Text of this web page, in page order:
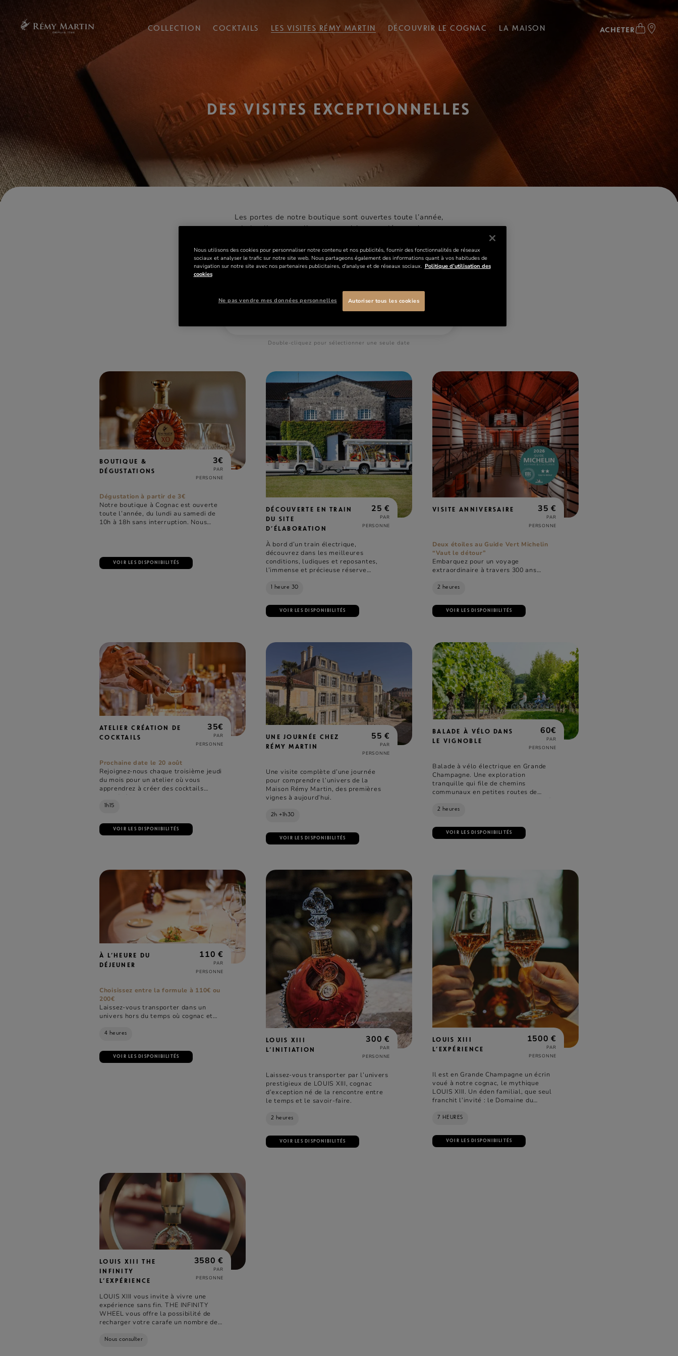
COLLECTION COCKTAILS LES VISITES RÉMY MARTIN DÉCOUVRIR LE COGNAC LA MAISON ACHETER
DES VISITES EXCEPTIONNELLES
Les portes de notre boutique sont ouvertes toute l’année,
du lundi au samedi, pour une visite, une dégustation ou
VISITE PAR THÈME VISITE PAR DATE
Double-cliquez pour sélectionner une seule date
BOUTIQUE &
DÉGUSTATIONS
3€
PAR
PERSONNE
Dégustation à partir de 3€
Notre boutique à Cognac est ouverte
toute l’année, du lundi au samedi de
10h à 18h sans interruption. Nous
VOIR LES DISPONIBILITÉS
À L’HEURE DU
DÉJEUNER
110 €
PAR
PERSONNE
Choisissez entre la formule à 110€ ou
200€
Laissez-vous transporter dans un
univers hors du temps où cognac et
4 heures
VOIR LES DISPONIBILITÉS
VISITE ANNIVERSAIRE 35 €
PAR
PERSONNE
Deux étoiles au Guide Vert Michelin
“Vaut le détour”
Embarquez pour un voyage
extraordinaire à travers 300 ans
Rémy Martin. Plongez dans l’univers
3 siècles de savoir-faire et de passion.
2 heures
VOIR LES DISPONIBILITÉS
ATELIER CRÉATION DE
COCKTAILS
35€
PAR
PERSONNE
Prochaine date le 20 août
Rejoignez-nous chaque troisième jeudi
du mois pour un atelier où vous
apprendrez à créer des cocktails
1h15
VOIR LES DISPONIBILITÉS
BALADE À VÉLO DANS
LE VIGNOBLE
60€
PAR
PERSONNE
Balade à vélo électrique en Grande
Champagne. Une exploration
tranquille qui file de chemins
communaux en petites routes de
la préservation de la biodiversité dans
2 heures
VOIR LES DISPONIBILITÉS
UNE JOURNÉE CHEZ
RÉMY MARTIN
55 €
PAR
PERSONNE
Une visite complète d’une journée
pour comprendre l’univers de la
Maison Rémy Martin, des premières
vignes à aujourd’hui.
2h +1h30
VOIR LES DISPONIBILITÉS
DÉCOUVERTE EN TRAIN
DU SITE
D’ÉLABORATION
25 €
PAR
PERSONNE
À bord d’un train électrique,
découvrez dans les meilleures
conditions, ludiques et reposantes,
l’immense et précieuse réserve
Champagne et Grande Champagne.
1 heure 30
VOIR LES DISPONIBILITÉS
LOUIS XIII
L’INITIATION
300 €
PAR
PERSONNE
Laissez-vous transporter par l’univers
prestigieux de LOUIS XIII, cognac
d’exception né de la rencontre entre
le temps et le savoir-faire.
2 heures
VOIR LES DISPONIBILITÉS
LOUIS XIII
L’EXPÉRIENCE
1500 €
PAR
PERSONNE
Il est en Grande Champagne un écrin
voué à notre cognac, le mythique
LOUIS XIII. Un éden familial, que seul
franchit l’invité : le Domaine du
7 HEURES
VOIR LES DISPONIBILITÉS
LOUIS XIII THE
INFINITY
L’EXPÉRIENCE
3580 €
PAR
PERSONNE
LOUIS XIII vous invite à vivre une
expérience sans fin. THE INFINITY
WHEEL vous offre la possibilité de
recharger votre carafe un nombre de
Nous consulter
Nous utilisons des cookies pour personnaliser notre contenu et nos publicités, fournir des fonctionnalités de réseaux
sociaux et analyser le trafic sur notre site web. Nous partageons également des informations quant à vos habitudes de
navigation sur notre site avec nos partenaires publicitaires, d'analyse et de réseaux sociaux. Politique d’utilisation des
cookies
Ne pas vendre mes données personnelles Autoriser tous les cookies